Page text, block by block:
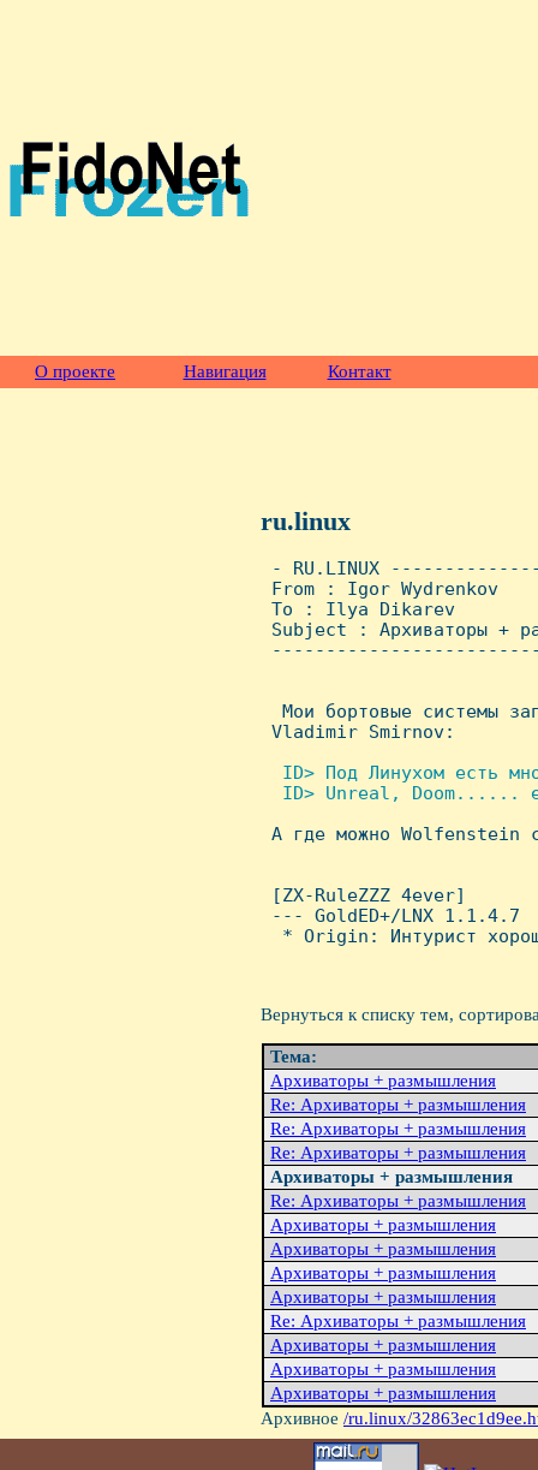
О проекте Навигация Контакт
ru.linux
- RU.LINUX
From : Igor
To : Ilya Dikarev
Subject : Архиваторы +
Мои бортовые системы
Vladimir Smirnov:
ID> Под Линухом есть
ID> Unreal, Doom......
А где можно Wolfenstein
[ZX-RuleZZZ 4ever]
--- GoldED+/LNX 1.1.4.7
* Origin: Интурист
Вернуться к списку тем,
Тема:
Архиваторы + размышления
Re: Архиваторы + размышления
Re: Архиваторы + размышления
Re: Архиваторы + размышления
Архиваторы + размышления
Re: Архиваторы + размышления
Архиваторы + размышления
Архиваторы + размышления
Архиваторы + размышления
Архиваторы + размышления
Re: Архиваторы + размышления
Архиваторы + размышления
Архиваторы + размышления
Архиваторы + размышления
Архивное /ru.linux/